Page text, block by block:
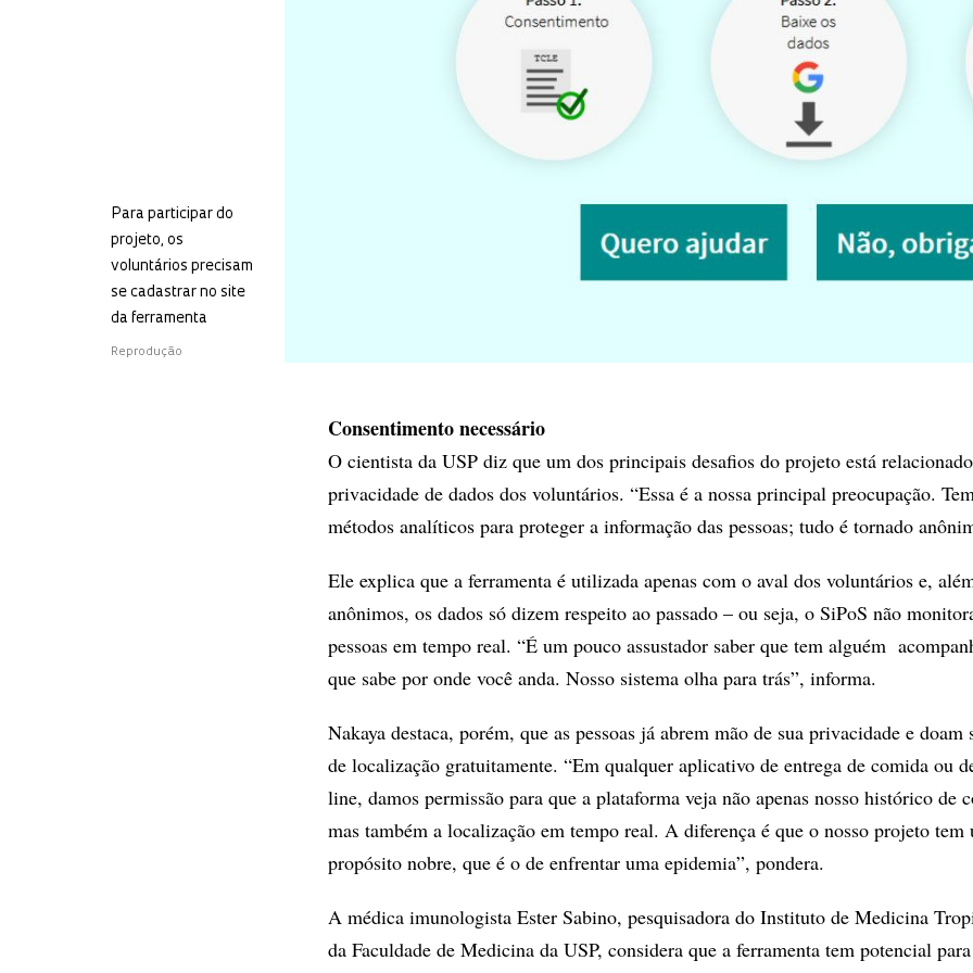
Para participar do
projeto, os
voluntários precisam
se cadastrar no site
da ferramenta
Reprodução
Consentimento necessário
O cientista da USP diz que um dos principais desafios do projeto está
privacidade de dados dos voluntários. “Essa é a nossa principal preocupação.
métodos analíticos para proteger a informação das pessoas; tudo é tornado
Ele explica que a ferramenta é utilizada apenas com o aval dos voluntários e,
anônimos, os dados só dizem respeito ao passado – ou seja, o SiPoS não
pessoas em tempo real. “É um pouco assustador saber que tem alguém
que sabe por onde você anda. Nosso sistema olha para trás”, informa.
Nakaya destaca, porém, que as pessoas já abrem mão de sua privacidade e doam
de localização gratuitamente. “Em qualquer aplicativo de entrega de comida ou
line, damos permissão para que a plataforma veja não apenas nosso histórico de
mas também a localização em tempo real. A diferença é que o nosso projeto tem
propósito nobre, que é o de enfrentar uma epidemia”, pondera.
A médica imunologista Ester Sabino, pesquisadora do Instituto de Medicina
da Faculdade de Medicina da USP, considera que a ferramenta tem potencial